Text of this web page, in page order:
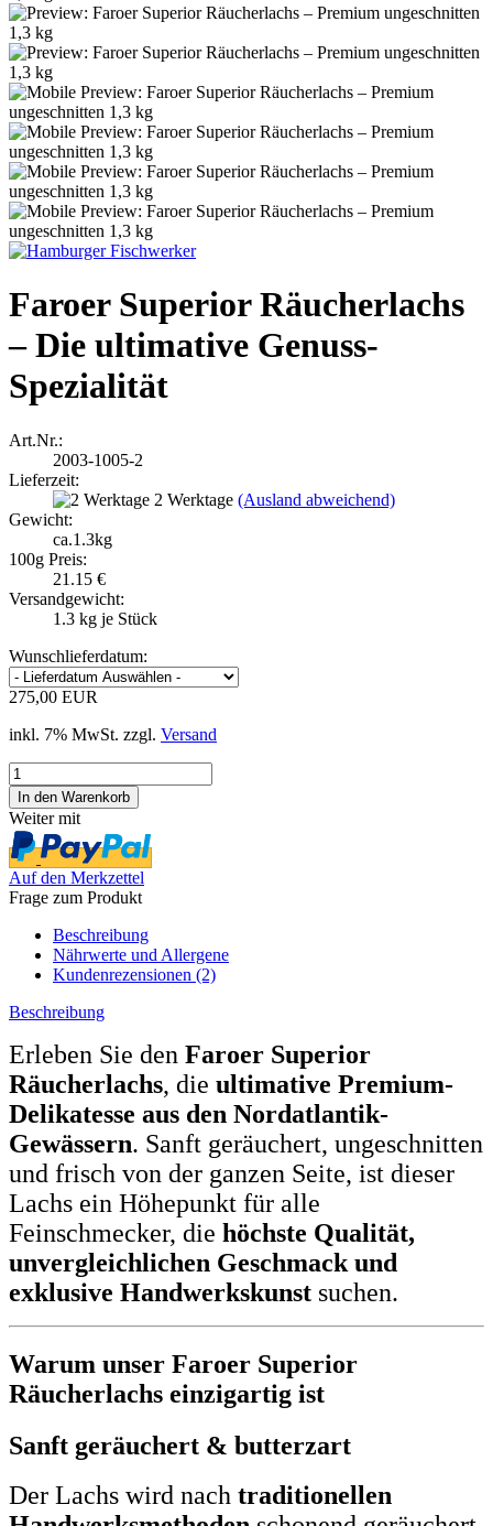
Faroer Superior Räucherlachs
– Die ultimative Genuss-
Spezialität
Art.Nr.:
2003-1005-2
Lieferzeit:
2 Werktage (Ausland abweichend)
Gewicht:
ca.1.3kg
100g Preis:
21.15 €
Versandgewicht:
1.3 kg je Stück
Wunschlieferdatum:
275,00 EUR
inkl. 7% MwSt. zzgl. Versand
Weiter mit
Auf den Merkzettel
Frage zum Produkt
Beschreibung
Nährwerte und Allergene
Kundenrezensionen (2)
Beschreibung
Erleben Sie den Faroer Superior
Räucherlachs, die ultimative Premium-
Delikatesse aus den Nordatlantik-
Gewässern. Sanft geräuchert, ungeschnitten
und frisch von der ganzen Seite, ist dieser
Lachs ein Höhepunkt für alle
Feinschmecker, die höchste Qualität,
unvergleichlichen Geschmack und
exklusive Handwerkskunst suchen.
Warum unser Faroer Superior
Räucherlachs einzigartig ist
Sanft geräuchert & butterzart
Der Lachs wird nach traditionellen